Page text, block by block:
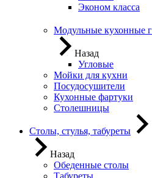
Эконом класса
Модульные кухонные
Назад
Угловые
Мойки для кухни
Посудосушители
Кухонные фартуки
Столешницы
Столы, стулья, табуреты
Назад
Обеденные столы
Табуреты